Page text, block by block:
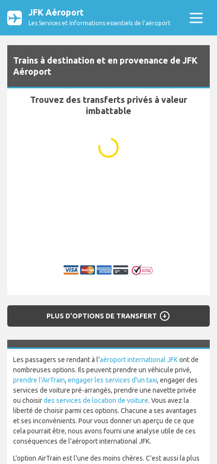
JFK Aéroport
Les Services et Informations essentiels de l’aéroport
Trains à destination et en provenance de JFK
Aéroport
Trouvez des transferts privés à valeur
imbattable
...
PLUS D'OPTIONS DE TRANSFERT arrow_circle_down
Les passagers se rendant à l'aéroport international JFKont de
nombreuses options. Ils peuvent prendre un véhicule privé,
prendre l'AirTrain, engager les services d'un taxi, engager des
services de voiture pré-arrangés, prendre une navette privée
ou choisirdes services de location de voiture. Vous avez la
liberté de choisir parmi ces options. Chacune a ses avantages
et ses inconvénients. Pour vous donner un aperçu de ce que
cela pourrait être, nous avons fourni une analyse utile de ces
conséquences de l'aéroport international JFK.
L'option AirTrain est l'une des moins chères. C'est aussi la plus